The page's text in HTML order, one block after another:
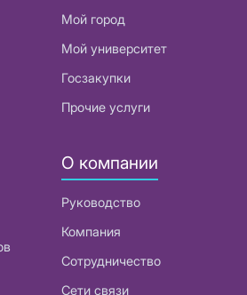
Мой город
Мой университет
Госзакупки
Прочие услуги
О компании
Руководство
Компания
Сотрудничество
Сети связи